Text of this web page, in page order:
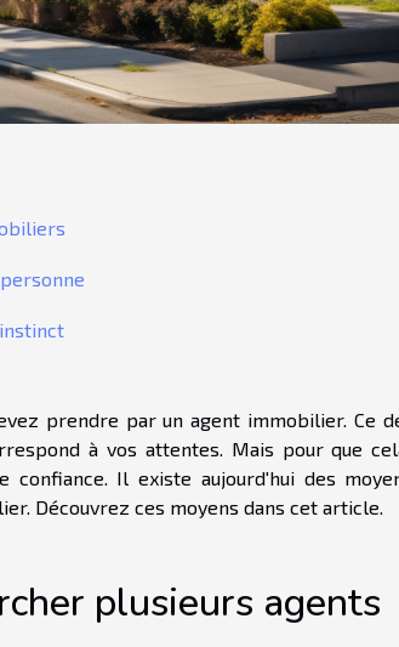
prendre par un agent immobilier. Ce
à vos attentes. Mais pour que
Il existe aujourd'hui des
Découvrez ces moyens dans cet article.
plusieurs agents